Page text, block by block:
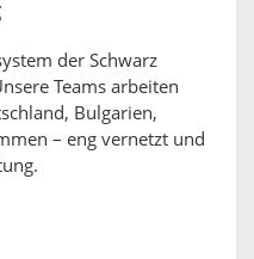
der Schwarz
Teams arbeiten
Bulgarien,
– eng vernetzt und